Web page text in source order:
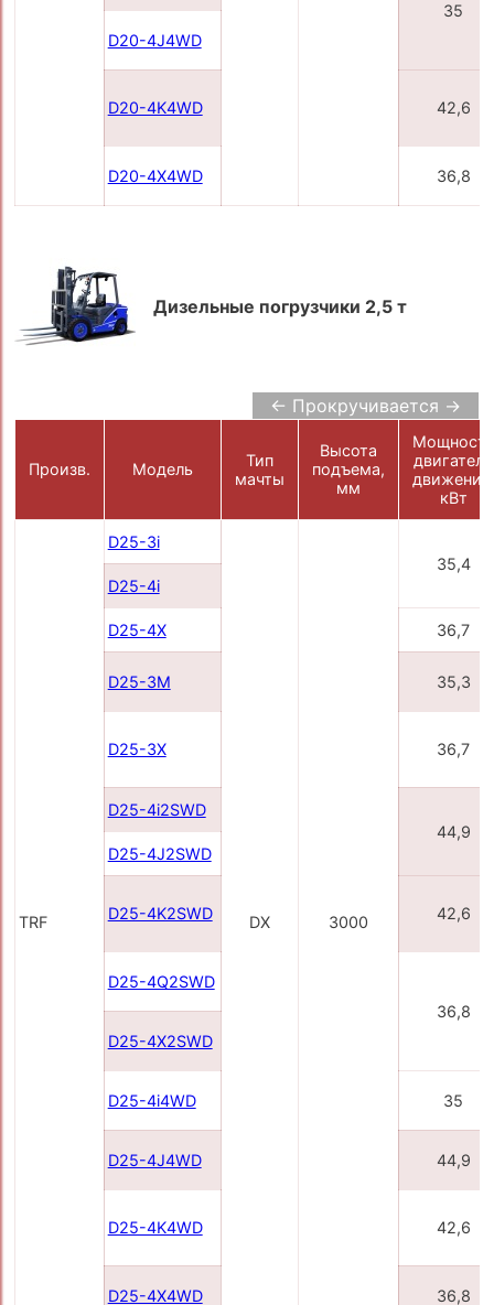
35
D20-4J4WD
D20-4K4WD 42,6
D20-4X4WD 36,8
Дизельные погрузчики 2,5 т
← Прокручивается →
Произв. Модель
Тип
мачты
Высота
подъема,
мм
Мощность
двигателя
движения,
кВт
TRF
D25-3i
DX 3000
35,4
D25-4i
D25-4X 36,7
D25-3M 35,3
D25-3X 36,7
D25-4i2SWD
44,9
D25-4J2SWD
D25-4K2SWD 42,6
D25-4Q2SWD
36,8
D25-4X2SWD
D25-4i4WD 35
D25-4J4WD 44,9
D25-4K4WD 42,6
D25-4X4WD 36,8